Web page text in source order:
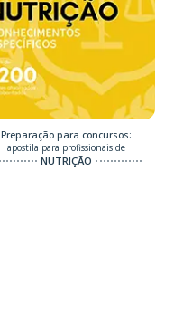
Preparação para concursos:
apostila para profissionais de
NUTRIÇÃO